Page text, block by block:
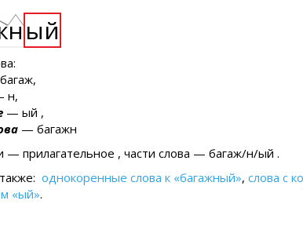
ный
н,
— ый ,
— багажн
— прилагательное , части слова — багаж/н/ый .
однокоренные слова к «багажный», слова с
«ый».